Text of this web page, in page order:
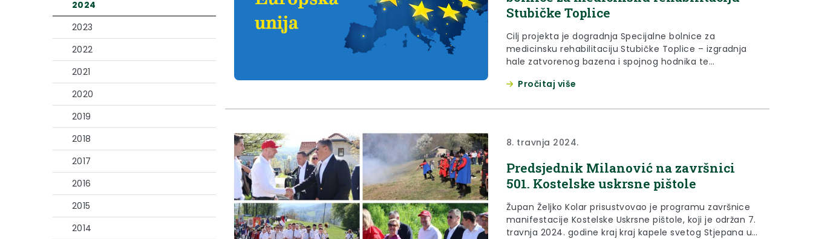
2024
2023
2022
2021
2020
2019
2018
2017
2016
2015
2014
Stubičke Toplice
Cilj projekta je dogradnja Specijalne bolnice za
medicinsku rehabilitaciju Stubičke Toplice – izgradnja
hale zatvorenog bazena i spojnog hodnika te
prostorima koji uključuje: halu zatvorenog bazena s
nadstrešnicom na sunčalištu, bočno sunčalište;
prostorima namijenjenima...
Pročitaj više
8. travnja 2024.
Predsjednik Milanović na završnici
501. Kostelske uskrsne pištole
Župan Željko Kolar prisustvovao je programu završnice
manifestacije Kostelske Uskrsne pištole, koji je održan 7.
travnja 2024. godine kraj kraj kapele svetog Stjepana u